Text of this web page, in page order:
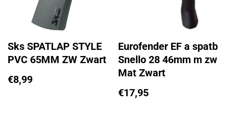
Sks SPATLAP STYLE
PVC 65MM ZW Zwart
€8,99
Eurofender EF a spatb
Snello 28 46mm m zw
Mat Zwart
€17,95